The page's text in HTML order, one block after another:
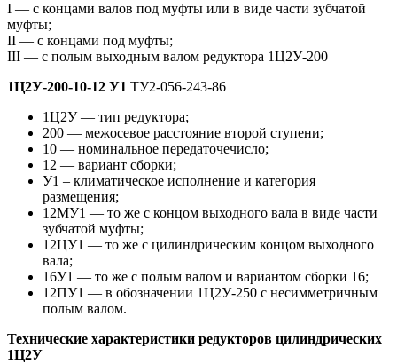
I — с концами валов под муфты или в виде части зубчатой
муфты;
II — с концами под муфты;
III — с полым выходным валом редуктора 1Ц2У-200
1Ц2У-200-10-12 У1 ТУ2-056-243-86
1Ц2У — тип редуктора;
200 — межосевое расстояние второй ступени;
10 — номинальное передаточечисло;
12 — вариант сборки;
У1 – климатическое исполнение и категория
размещения;
12МУ1 — то же с концом выходного вала в виде части
зубчатой муфты;
12ЦУ1 — то же с цилиндрическим концом выходного
вала;
16У1 — то же с полым валом и вариантом сборки 16;
12ПУ1 — в обозначении 1Ц2У-250 с несимметричным
полым валом.
Технические характеристики редукторов цилиндрических
1Ц2У